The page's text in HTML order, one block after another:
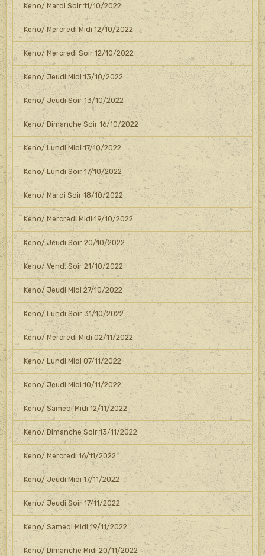
Keno/ Mardi Soir 11/10/2022
Keno/ Mercredi Midi 12/10/2022
Keno/ Mercredi Soir 12/10/2022
Keno/ Jeudi Midi 13/10/2022
Keno/ Jeudi Soir 13/10/2022
Keno/ Dimanche Soir 16/10/2022
Keno/ Lundi Midi 17/10/2022
Keno/ Lundi Soir 17/10/2022
Keno/ Mardi Soir 18/10/2022
Keno/ Mercredi Midi 19/10/2022
Keno/ Jeudi Soir 20/10/2022
Keno/ Vend. Soir 21/10/2022
Keno/ Jeudi Midi 27/10/2022
Keno/ Lundi Soir 31/10/2022
Keno/ Mercredi Midi 02/11/2022
Keno/ Lundi Midi 07/11/2022
Keno/ Jeudi Midi 10/11/2022
Keno/ Samedi Midi 12/11/2022
Keno/ Dimanche Soir 13/11/2022
Keno/ Mercredi 16/11/2022
Keno/ Jeudi Midi 17/11/2022
Keno/ Jeudi Soir 17/11/2022
Keno/ Samedi Midi 19/11/2022
Keno/ Dimanche Midi 20/11/2022